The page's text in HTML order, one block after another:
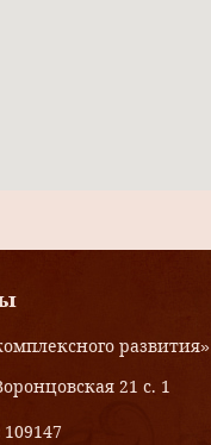
развития»
21 с. 1
109147